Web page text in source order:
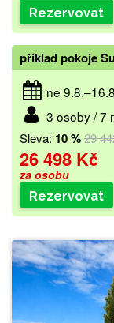
Rezervovat
příklad pokoje
ne
3 osoby / 7
Sleva: 10 %29
26 498 Kč
za osobu
Rezervovat